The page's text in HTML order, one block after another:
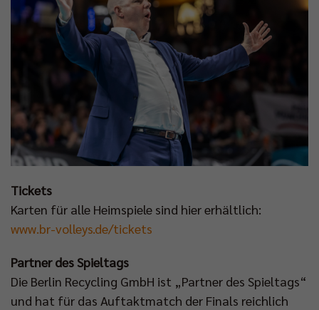
Tickets
Karten für alle Heimspiele sind hier erhältlich:
www.br-volleys.de/tickets
Partner des Spieltags
Die Berlin Recycling GmbH ist „Partner des Spieltags“
und hat für das Auftaktmatch der Finals reichlich